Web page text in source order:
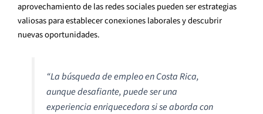
aprovechamiento de las redes sociales pueden ser estrategias
valiosas para establecer conexiones laborales y descubrir
nuevas oportunidades.
“La búsqueda de empleo en Costa Rica,
aunque desafiante, puede ser una
experiencia enriquecedora si se aborda con